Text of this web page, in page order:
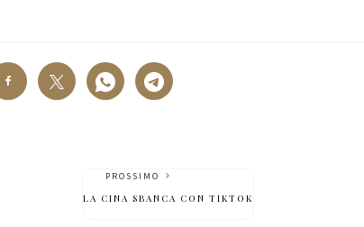
PROSSIMO
LA CINA SBANCA CON TIKTOK